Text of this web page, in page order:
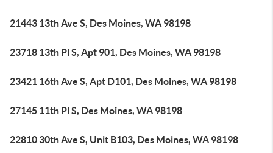
21443 13th Ave S, Des Moines, WA 98198
23718 13th Pl S, Apt 901, Des Moines, WA 98198
23421 16th Ave S, Apt D101, Des Moines, WA 98198
27145 11th Pl S, Des Moines, WA 98198
22810 30th Ave S, Unit B103, Des Moines, WA 98198